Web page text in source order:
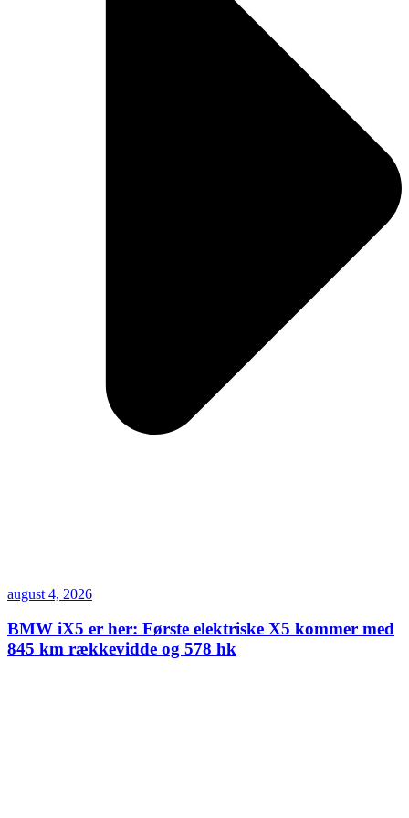
august 4, 2026
BMW iX5 er her: Første elektriske X5 kommer med
845 km rækkevidde og 578 hk